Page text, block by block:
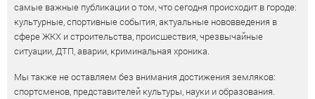
самые важные публикации о том, что сегодня происходит в городе:
культурные, спортивные события, актуальные нововведения в
сфере ЖКХ и строительства, происшествия, чрезвычайные
ситуации, ДТП, аварии, криминальная хроника.
Мы также не оставляем без внимания достижения земляков:
спортсменов, представителей культуры, науки и образования.